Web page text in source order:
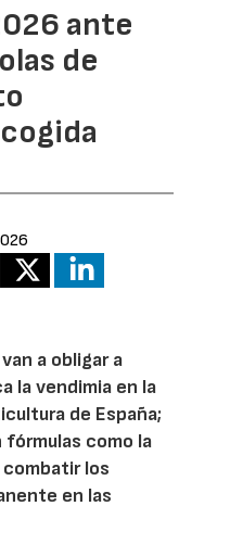
ante
de
a obligar a
la vendimia en la
de España;
como la
los
en las